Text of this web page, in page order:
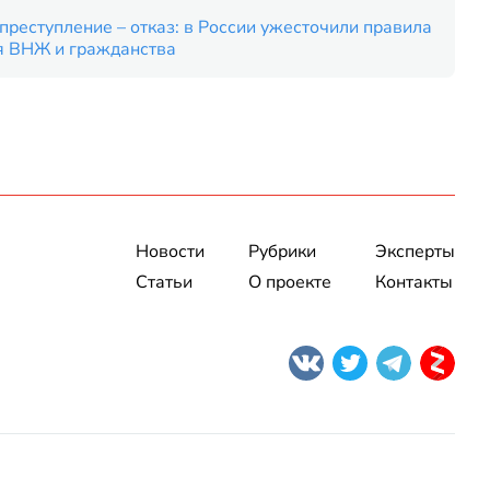
– отказ: в России ужесточили правила
ВНЖ и гражданства
Новости
Статьи
Рубрики
О проекте
Эксперты
Контакты